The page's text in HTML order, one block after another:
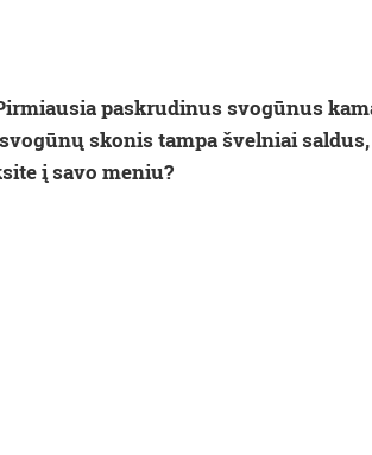
paskrudinus svogūnus
skonis tampa švelniai
į savo meniu?